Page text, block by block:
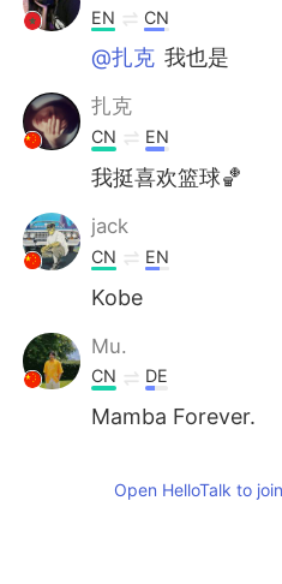
EN CN
@扎克 我也是
扎克
CN EN
我挺喜欢篮球🏀
jack
CN EN
Kobe
Mu.
CN DE
Mamba Forever.
EN CN
Open HelloTalk to